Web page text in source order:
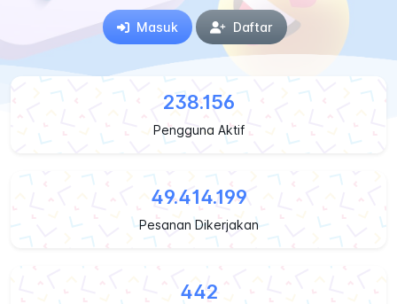
Masuk Daftar
238.156
Pengguna Aktif
49.414.199
Pesanan Dikerjakan
442